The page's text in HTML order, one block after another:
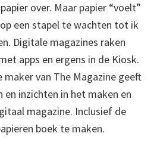
over. Maar papier “voelt”
een stapel te wachten tot ik
Digitale magazines raken
apps en ergens in de Kiosk.
maker van The Magazine geeft
inzichten in het maken en
magazine. Inclusief de
boek te maken.